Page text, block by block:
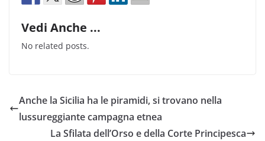
Vedi Anche ...
No related posts.
Anche la Sicilia ha le piramidi, si trovano nella
lussureggiante campagna etnea
La Sfilata dell’Orso e della Corte Principesca